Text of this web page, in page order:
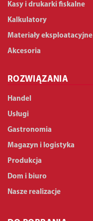
Kasy i drukarki fiskalne
Kalkulatory
Materiały eksploatacyjne
Akcesoria
ROZWIĄZANIA
Handel
Usługi
Gastronomia
Magazyn i logistyka
Produkcja
Dom i biuro
Nasze realizacje